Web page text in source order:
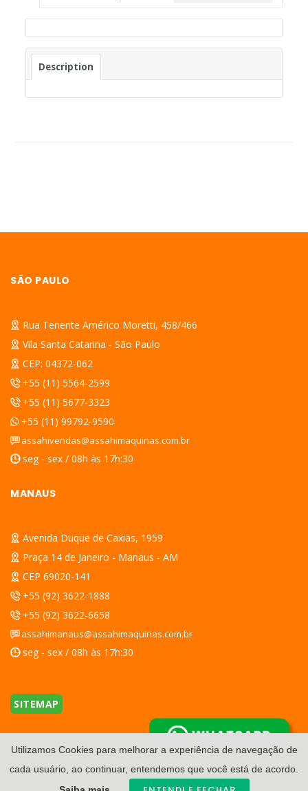
Description
SÃO PAULO
Rua Tenente Américo Moretti, 458/466
Vila Santa Catarina - São Paulo
CEP: 04372-062
+55 (11) 5564-2599
+55 (11) 5677-3323
+55 (11) 99792-9590
assahivendas@assahimaquinas.com.br
seg - sex / 08h às 17h:30
MANAUS
Avenida Duque de Caxias, 1959
Praça 14 de Janeiro - Manaus - AM
CEP 69020-141
+55 (92) 3622-1888
+55 (92) 3622-6658
assahimanaus@assahimaquinas.com.br
seg - sex / 08h às 17h:30
SITEMAP
WHATSAPP
Utilizamos Cookies para melhorar a experiência de navegação de
cada usuário, ao continuar, entendemos que você está de acordo.